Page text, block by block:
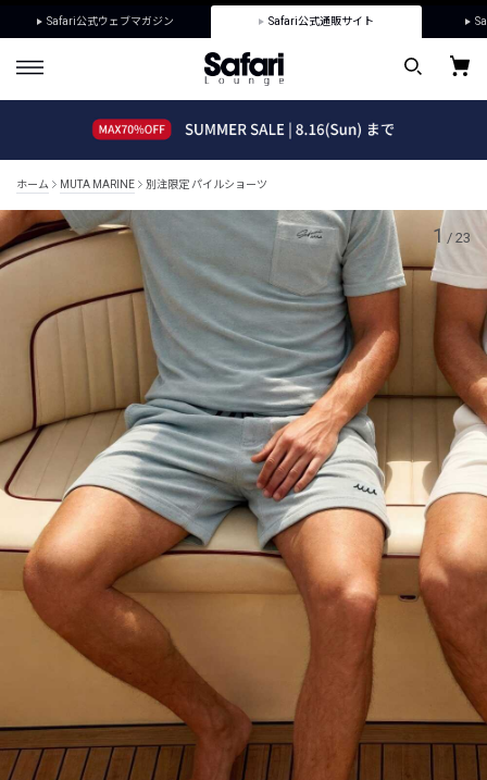
Safari公式ウェブマガジン Safari公式通販サイト
ホーム MUTA MARINE 別注限定 パイルショーツ
1 / 23